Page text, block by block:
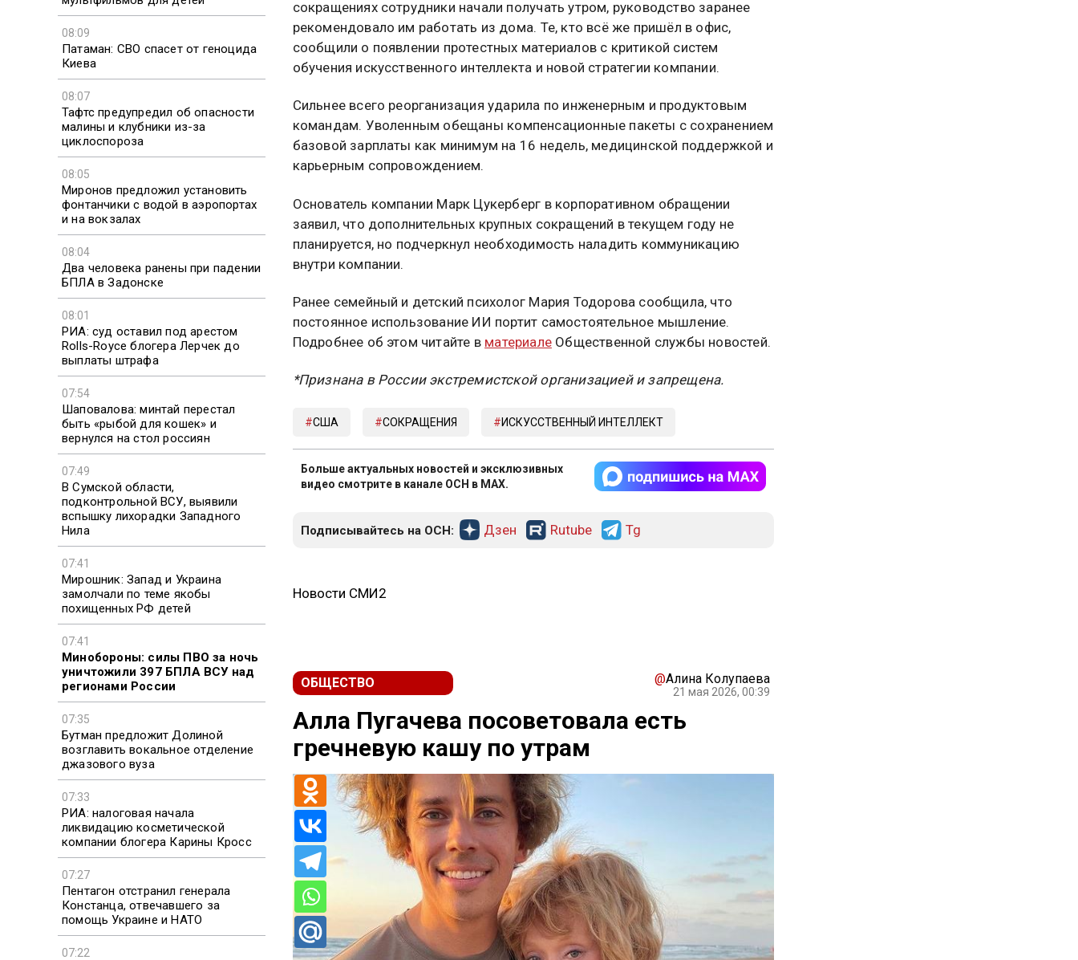
08:09
Патаман: СВО спасет от геноцида
Киева
08:07
Тафтс предупредил об опасности
малины и клубники из-за
циклоспороза
08:05
Миронов предложил установить
фонтанчики с водой в аэропортах
и на вокзалах
08:04
Два человека ранены при падении
БПЛА в Задонске
08:01
РИА: суд оставил под арестом
Rolls-Royce блогера Лерчек до
выплаты штрафа
07:54
Шаповалова: минтай перестал
быть «рыбой для кошек» и
вернулся на стол россиян
07:49
В Сумской области,
подконтрольной ВСУ, выявили
вспышку лихорадки Западного
Нила
07:41
Мирошник: Запад и Украина
замолчали по теме якобы
похищенных РФ детей
07:41
Минобороны: силы ПВО за ночь
уничтожили 397 БПЛА ВСУ над
регионами России
07:35
Бутман предложит Долиной
возглавить вокальное отделение
джазового вуза
07:33
РИА: налоговая начала
ликвидацию косметической
компании блогера Карины Кросс
07:27
Пентагон отстранил генерала
Констанца, отвечавшего за
помощь Украине и НАТО
07:22
сокращениях сотрудники начали получать утром, руководство заранее
рекомендовало им работать из дома. Те, кто всё же пришёл в офис,
сообщили о появлении протестных материалов с критикой систем
обучения искусственного интеллекта и новой стратегии компании.
Сильнее всего реорганизация ударила по инженерным и продуктовым
командам. Уволенным обещаны компенсационные пакеты с сохранением
базовой зарплаты как минимум на 16 недель, медицинской поддержкой и
карьерным сопровождением.
Основатель компании Марк Цукерберг в корпоративном обращении
заявил, что дополнительных крупных сокращений в текущем году не
планируется, но подчеркнул необходимость наладить коммуникацию
внутри компании.
Ранее семейный и детский психолог Мария Тодорова сообщила, что
постоянное использование ИИ портит самостоятельное мышление.
Подробнее об этом читайте в материалеОбщественной службы новостей.
*Признана в России экстремистской организацией и запрещена.
США СОКРАЩЕНИЯ ИСКУССТВЕННЫЙ ИНТЕЛЛЕКТ
Больше актуальных новостей и эксклюзивных
видео смотрите в канале ОСН в MAX.
Подписывайтесь на ОСН: Дзен Rutube Tg
Новости СМИ2
ОБЩЕСТВО @Алина Колупаева
21 мая 2026, 00:39
Алла Пугачева посоветовала есть
гречневую кашу по утрам